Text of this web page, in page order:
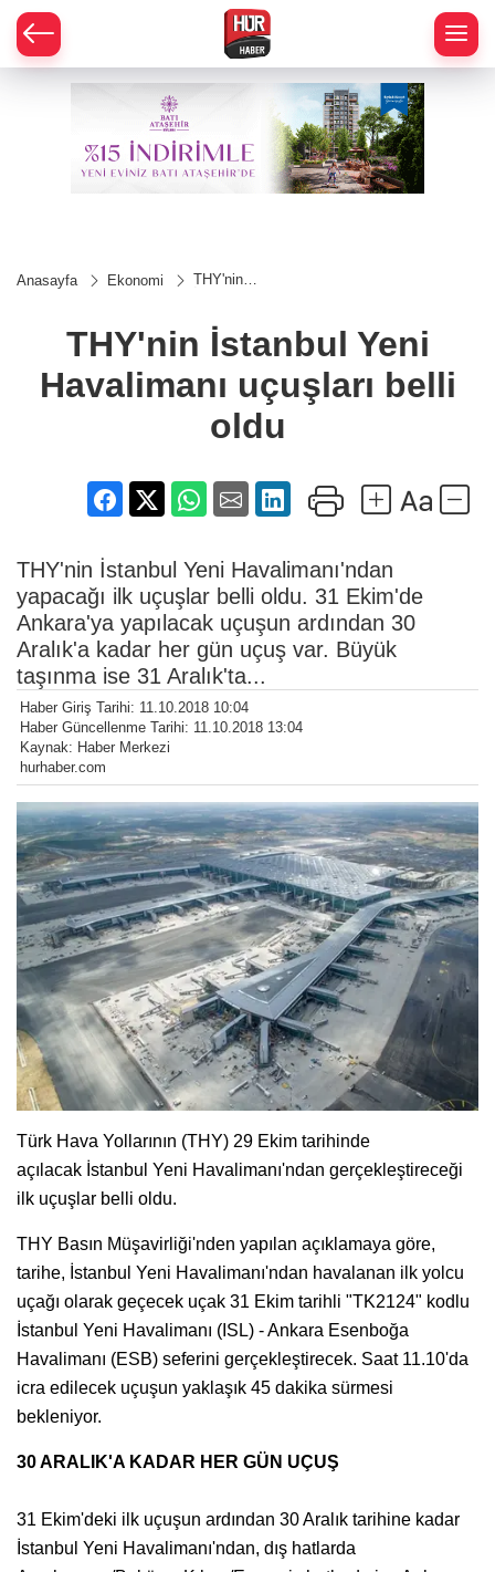
Anasayfa Ekonomi
THY'nin
Havalimanı
uçuşları
THY'nin İstanbul Yeni
Havalimanı uçuşları belli
oldu
THY'nin İstanbul Yeni Havalimanı'ndan
yapacağı ilk uçuşlar belli oldu. 31 Ekim'de
Ankara'ya yapılacak uçuşun ardından 30
Aralık'a kadar her gün uçuş var. Büyük
taşınma ise 31 Aralık'ta...
Haber Giriş Tarihi: 11.10.2018 10:04
Haber Güncellenme Tarihi: 11.10.2018 13:04
Kaynak: Haber Merkezi
hurhaber.com
Türk Hava Yollarının (THY) 29 Ekim tarihinde
açılacak İstanbul Yeni Havalimanı'ndan gerçekleştireceği
ilk uçuşlar belli oldu.
THY Basın Müşavirliği'nden yapılan açıklamaya göre,
tarihe, İstanbul Yeni Havalimanı'ndan havalanan ilk yolcu
uçağı olarak geçecek uçak 31 Ekim tarihli "TK2124" kodlu
İstanbul Yeni Havalimanı (ISL) - Ankara Esenboğa
Havalimanı (ESB) seferini gerçekleştirecek. Saat 11.10'da
icra edilecek uçuşun yaklaşık 45 dakika sürmesi
bekleniyor.
30 ARALIK'A KADAR HER GÜN UÇUŞ
31 Ekim'deki ilk uçuşun ardından 30 Aralık tarihine kadar
İstanbul Yeni Havalimanı'ndan, dış hatlarda